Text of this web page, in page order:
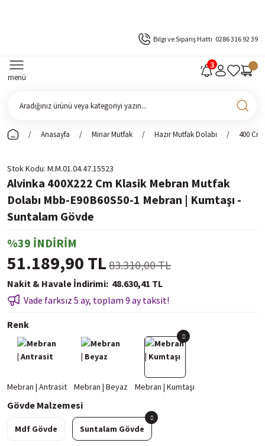
Bilgi ve Sipariş Hattı 0286 316 92 39
menü
Anasayfa Minar Mutfak Hazır Mutfak Dolabı 400 Cm
Stok Kodu M.M.01.04.47.15523
Alvinka 400X222 Cm Klasik Mebran Mutfak
Dolabı Mbb-E90B60S50-1 Mebran | Kumtaşı -
Suntalam Gövde
%39 İNDİRİM
51.189,90 TL 83.310,00 TL
Nakit & Havale İndirimi 48.630,41 TL
Vade farksız 5 ay, toplam 9 ay taksit!
Renk
Gövde Malzemesi
Mdf Gövde Suntalam Gövde